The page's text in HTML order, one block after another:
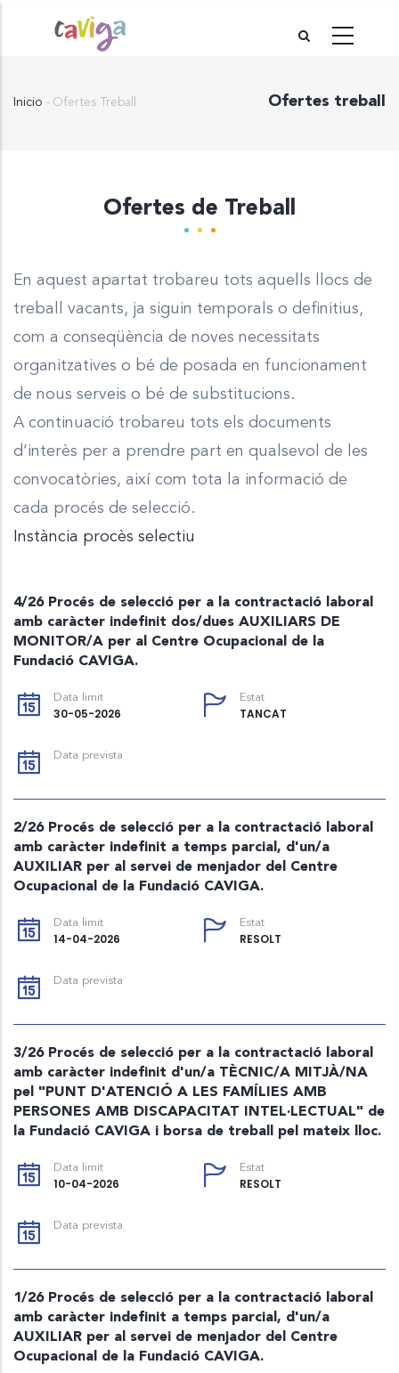
principal
Ofertes treball
navegación
Inicio - Ofertes Treball
Ofertes de Treball
En aquest apartat trobareu tots aquells llocs de
treball vacants, ja siguin temporals o definitius,
com a conseqüència de noves necessitats
organitzatives o bé de posada en funcionament
de nous serveis o bé de substitucions.
A continuació trobareu tots els documents
d’interès per a prendre part en qualsevol de les
convocatòries, així com tota la informació de
cada procés de selecció.
Instància procès selectiu
4/26 Procés de selecció per a la contractació laboral
amb caràcter indefinit dos/dues AUXILIARS DE
MONITOR/A per al Centre Ocupacional de la
Fundació CAVIGA.
Data limit
30-05-2026
Estat
TANCAT
Data prevista
2/26 Procés de selecció per a la contractació laboral
amb caràcter indefinit a temps parcial, d'un/a
AUXILIAR per al servei de menjador del Centre
Ocupacional de la Fundació CAVIGA.
Data limit
14-04-2026
Estat
RESOLT
Data prevista
3/26 Procés de selecció per a la contractació laboral
amb caràcter indefinit d'un/a TÈCNIC/A MITJÀ/NA
pel "PUNT D'ATENCIÓ A LES FAMÍLIES AMB
PERSONES AMB DISCAPACITAT INTEL·LECTUAL" de
la Fundació CAVIGA i borsa de treball pel mateix lloc.
Data limit
10-04-2026
Estat
RESOLT
Data prevista
1/26 Procés de selecció per a la contractació laboral
amb caràcter indefinit a temps parcial, d'un/a
AUXILIAR per al servei de menjador del Centre
Ocupacional de la Fundació CAVIGA.